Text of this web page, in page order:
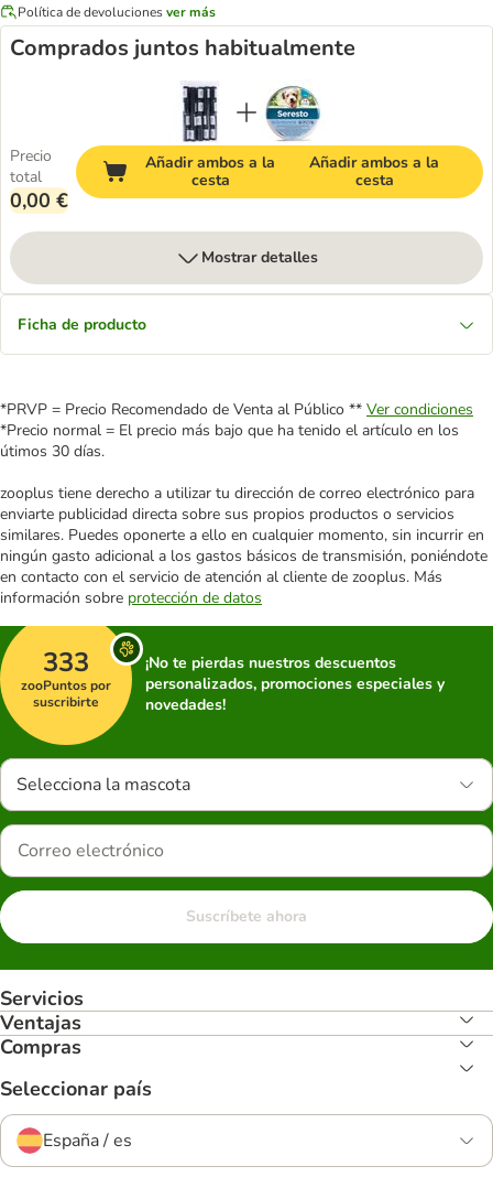
Política de devolucionesver más
Comprados juntos habitualmente
Precio
total
0,00 €
Añadir ambos a la
cesta
Añadir ambos a la
cesta
Mostrar detalles
Ficha de producto
*PRVP = Precio Recomendado de Venta al Público ** Ver condiciones
*Precio normal = El precio más bajo que ha tenido el artículo en los
útimos 30 días.
zooplus tiene derecho a utilizar tu dirección de correo electrónico para
enviarte publicidad directa sobre sus propios productos o servicios
similares. Puedes oponerte a ello en cualquier momento, sin incurrir en
ningún gasto adicional a los gastos básicos de transmisión, poniéndote
en contacto con el servicio de atención al cliente de zooplus. Más
información sobre protección de datos
333
zooPuntos por
suscribirte
¡No te pierdas nuestros descuentos
personalizados, promociones especiales y
novedades!
Selecciona la mascota
Suscríbete ahora
Servicios
Ventajas
Compras
Seleccionar país
España / es